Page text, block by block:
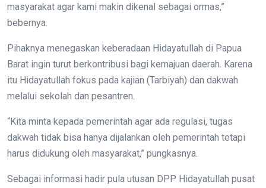
masyarakat agar kami makin dikenal sebagai ormas,”
bebernya.
Pihaknya menegaskan keberadaan Hidayatullah di Papua
Barat ingin turut berkontribusi bagi kemajuan daerah. Karena
itu Hidayatullah fokus pada kajian (Tarbiyah) dan dakwah
melalui sekolah dan pesantren.
“Kita minta kepada pemerintah agar ada regulasi, tugas
dakwah tidak bisa hanya dijalankan oleh pemerintah tetapi
harus didukung oleh masyarakat,” pungkasnya.
Sebagai informasi hadir pula utusan DPP Hidayatullah pusat